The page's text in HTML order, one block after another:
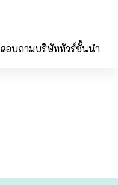
สอบถามบริษัททัวร์ชั้นนำ